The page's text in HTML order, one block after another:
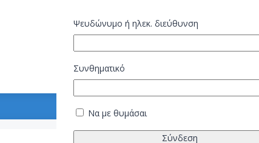
Ψευδώνυμο ή ηλεκ. διεύθυνση
Συνθηματικό
Να με θυμάσαι